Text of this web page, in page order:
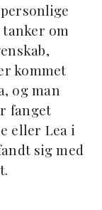
om
kommet
og man
fanget
eller Lea i
sig med